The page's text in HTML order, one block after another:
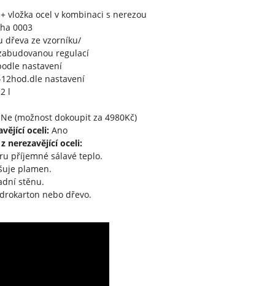
vložka ocel v kombinaci s nerezou
0003
dřeva ze vzorníku/
regulací
nastavení
nastavení
l
(možnost dokoupit za 4980Kč)
oceli:Ano
nerezavějící oceli:
příjemné sálavé teplo.
plamen.
stěnu.
nebo dřevo.